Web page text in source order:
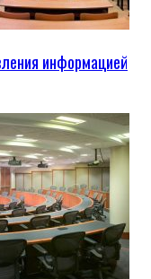
информацией